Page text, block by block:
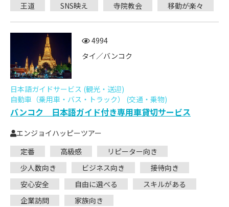
王道 SNS映え 寺院教会 移動が楽々
4994
タイ／バンコク
日本語ガイドサービス (観光・送迎)
自動車（乗用車・バス・トラック） (交通・乗物)
バンコク 日本語ガイド付き専用車貸切サービス
エンジョイハッピーツアー
定番
高級感
リピーター向き
少人数向き
ビジネス向き
接待向き
安心安全
自由に選べる
スキルがある
企業訪問
家族向き